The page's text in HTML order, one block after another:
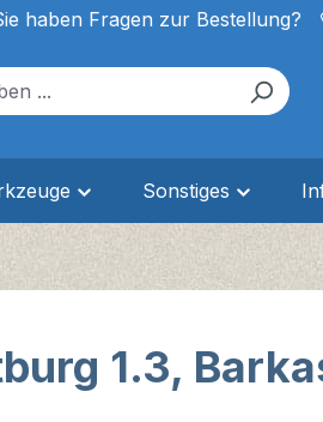
haben Fragen zur Bestellung?
Sonstiges
1.3,